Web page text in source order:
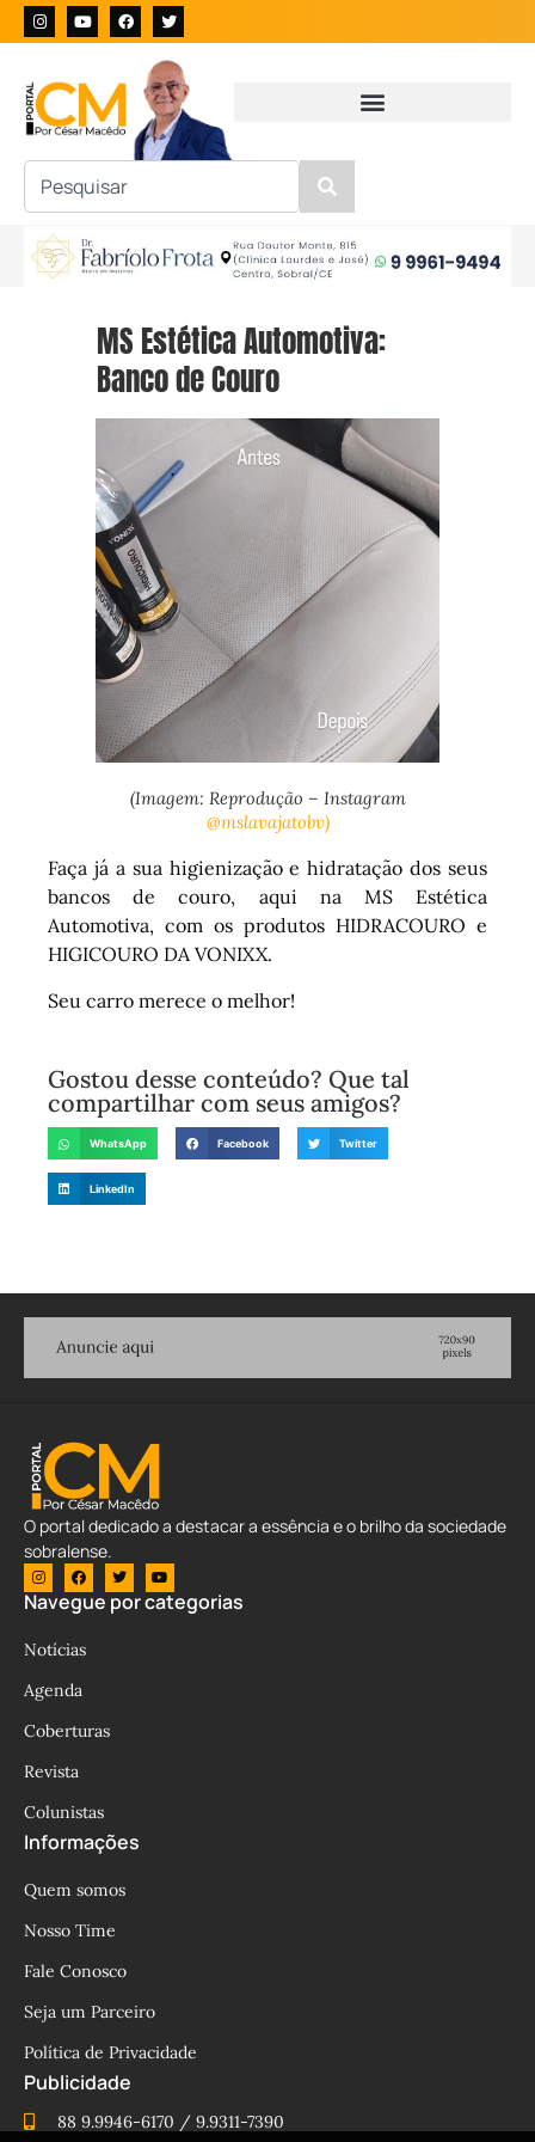
MS Estética Automotiva:
Banco de Couro
(Imagem: Reprodução – Instagram
@mslavajatobv)
Faça já a sua higienização e hidratação dos seus
bancos de couro, aqui na MS Estética
Automotiva, com os produtos HIDRACOURO e
HIGICOURO DA VONIXX.
Seu carro merece o melhor!
Gostou desse conteúdo? Que tal
compartilhar com seus amigos?
WhatsApp Facebook Twitter
LinkedIn
O portal dedicado a destacar a essência e o brilho da sociedade
sobralense.
Navegue por categorias
Notícias
Agenda
Coberturas
Revista
Colunistas
Informações
Quem somos
Nosso Time
Fale Conosco
Seja um Parceiro
Política de Privacidade
Publicidade
88 9.9946-6170 / 9.9311-7390